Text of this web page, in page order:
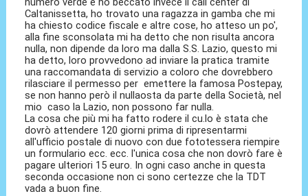
Caltanissetta, ho trovato una ragazza in gamba che mi
ha chiesto codice fiscale e altre cose, ho atteso un po',
alla fine sconsolata mi ha detto che non risulta ancora
nulla, non dipende da loro ma dalla S.S. Lazio, questo mi
ha detto, loro provvedono ad inviare la pratica tramite
una raccomandata di servizio a coloro che dovrebbero
rilasciare il permesso per emettere la famosa Postepay,
se non hanno però il nullaosta da parte della Società, nel
mio caso la Lazio, non possono far nulla.
La cosa che più mi ha fatto rodere il cu.lo è stata che
dovrò attendere 120 giorni prima di ripresentarmi
all'ufficio postale di nuovo con due fototessera riempire
un formulario ecc. ecc. l'unica cosa che non dovrò fare è
pagare ulteriori 15 euro. In ogni caso anche in questa
seconda occasione non ci sono certezze che la TDT
vada a buon fine.